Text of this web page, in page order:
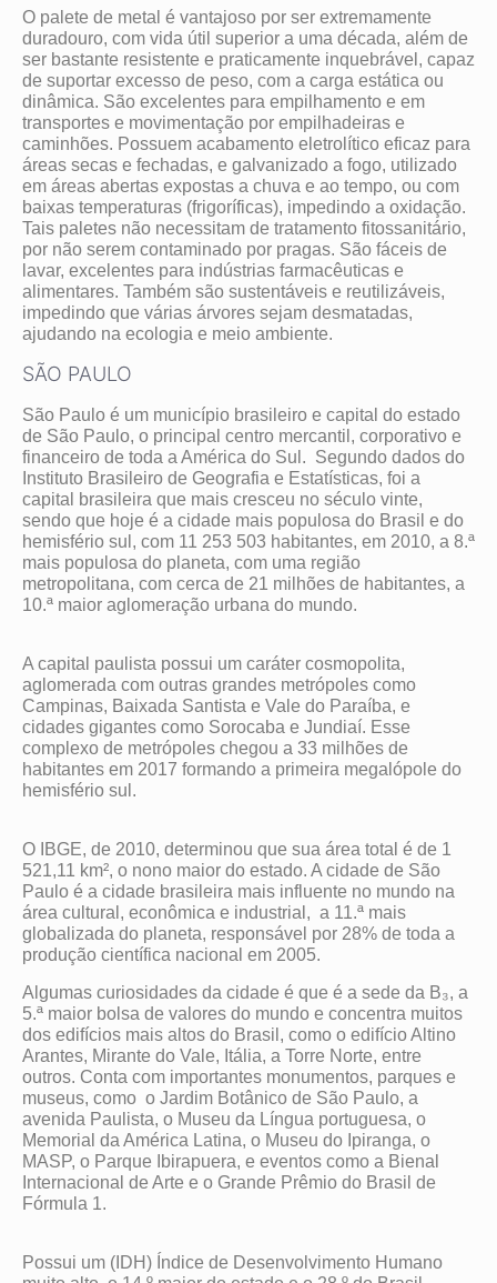
O palete de metal é vantajoso por ser extremamente
duradouro, com vida útil superior a uma década, além de
ser bastante resistente e praticamente inquebrável, capaz
de suportar excesso de peso, com a carga estática ou
dinâmica. São excelentes para empilhamento e em
transportes e movimentação por empilhadeiras e
caminhões. Possuem acabamento eletrolítico eficaz para
áreas secas e fechadas, e galvanizado a fogo, utilizado
em áreas abertas expostas a chuva e ao tempo, ou com
baixas temperaturas (frigoríficas), impedindo a oxidação.
Tais paletes não necessitam de tratamento fitossanitário,
por não serem contaminado por pragas. São fáceis de
lavar, excelentes para indústrias farmacêuticas e
alimentares. Também são sustentáveis e reutilizáveis,
impedindo que várias árvores sejam desmatadas,
ajudando na ecologia e meio ambiente.
SÃO PAULO
São Paulo é um município brasileiro e capital do estado
de São Paulo, o principal centro mercantil, corporativo e
financeiro de toda a América do Sul. Segundo dados do
Instituto Brasileiro de Geografia e Estatísticas, foi a
capital brasileira que mais cresceu no século vinte,
sendo que hoje é a cidade mais populosa do Brasil e do
hemisfério sul, com 11 253 503 habitantes, em 2010, a 8.ª
mais populosa do planeta, com uma região
metropolitana, com cerca de 21 milhões de habitantes, a
10.ª maior aglomeração urbana do mundo.
A capital paulista possui um caráter cosmopolita,
aglomerada com outras grandes metrópoles como
Campinas, Baixada Santista e Vale do Paraíba, e
cidades gigantes como Sorocaba e Jundiaí. Esse
complexo de metrópoles chegou a 33 milhões de
habitantes em 2017 formando a primeira megalópole do
hemisfério sul.
O IBGE, de 2010, determinou que sua área total é de 1
521,11 km², o nono maior do estado. A cidade de São
Paulo é a cidade brasileira mais influente no mundo na
área cultural, econômica e industrial, a 11.ª mais
globalizada do planeta, responsável por 28% de toda a
produção científica nacional em 2005.
Algumas curiosidades da cidade é que é a sede da B₃, a
5.ª maior bolsa de valores do mundo e concentra muitos
dos edifícios mais altos do Brasil, como o edifício Altino
Arantes, Mirante do Vale, Itália, a Torre Norte, entre
outros. Conta com importantes monumentos, parques e
museus, como o Jardim Botânico de São Paulo, a
avenida Paulista, o Museu da Língua portuguesa, o
Memorial da América Latina, o Museu do Ipiranga, o
MASP, o Parque Ibirapuera, e eventos como a Bienal
Internacional de Arte e o Grande Prêmio do Brasil de
Fórmula 1.
Possui um (IDH) Índice de Desenvolvimento Humano